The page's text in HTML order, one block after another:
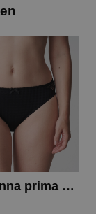
Prima Donna prima donna madison rioslip